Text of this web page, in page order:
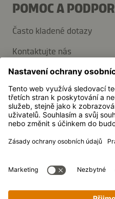
POMOC A
Často kladené dotazy
Kontaktujte nás
Přihlaste se k odběru
Média
Kikkoman je registrovaná
Kikkoman
Theodorstraße 180,
Obchodní rejstřík č.: HRB
Nastavení